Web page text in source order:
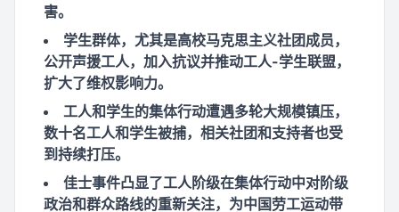
害。
学生群体，尤其是高校马克思主义社团成员，
公开声援工人，加入抗议并推动工人-学生联盟，
扩大了维权影响力。
工人和学生的集体行动遭遇多轮大规模镇压，
数十名工人和学生被捕，相关社团和支持者也受
到持续打压。
佳士事件凸显了工人阶级在集体行动中对阶级
政治和群众路线的重新关注，为中国劳工运动带